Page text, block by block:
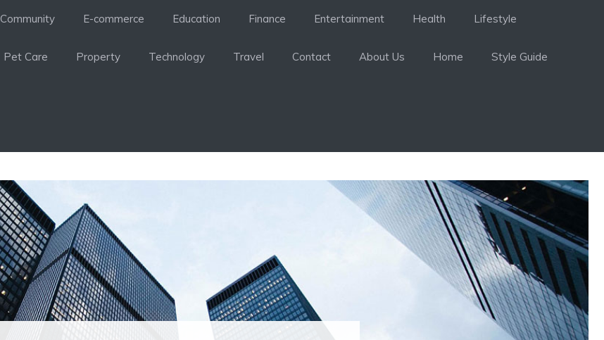
Community E-commerce Education Finance Entertainment Health Lifestyle
Pet Care Property Technology Travel Contact About Us Home Style Guide